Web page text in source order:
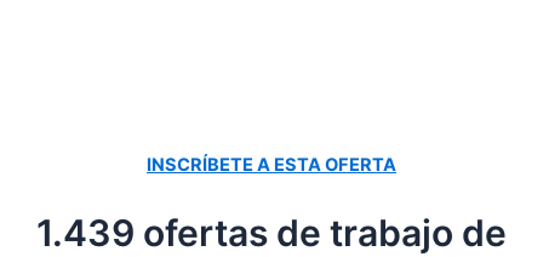
INSCRÍBETE A ESTA OFERTA
1.439 ofertas de trabajo de